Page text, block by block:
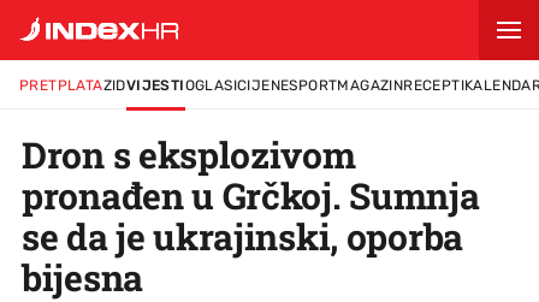
PRETPLATAZIDVIJESTIOGLASICIJENESPORTMAGAZINRECEPTI
Dron s eksplozivom
pronađen u Grčkoj. Sumnja
se da je ukrajinski, oporba
bijesna